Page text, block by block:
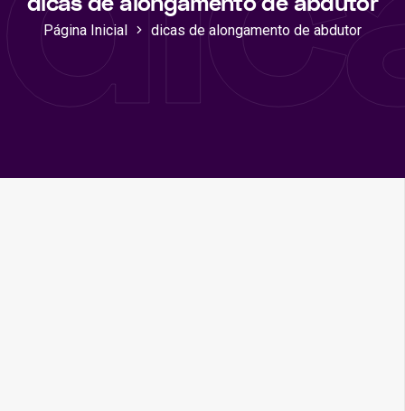
Página Inicial dicas de alongamento de abdutor